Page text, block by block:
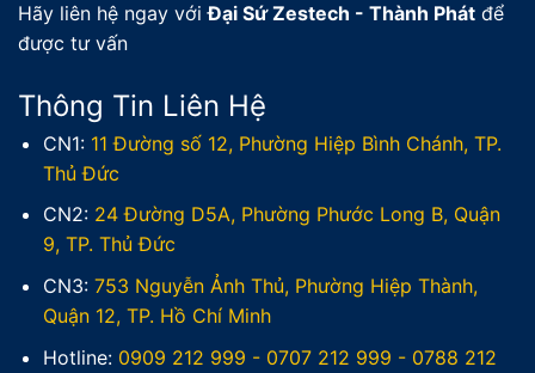
Hãy liên hệ ngay vớiĐại Sứ Zestech - Thành Phát để
được tư vấn
Thông Tin Liên Hệ
CN1: 11 Đường số 12, Phường Hiệp Bình Chánh, TP.
Thủ Đức
CN2: 24 Đường D5A, Phường Phước Long B, Quận
9, TP. Thủ Đức
CN3: 753 Nguyễn Ảnh Thủ, Phường Hiệp Thành,
Quận 12, TP. Hồ Chí Minh
Hotline: 0909 212 999 - 0707 212 999 - 0788 212